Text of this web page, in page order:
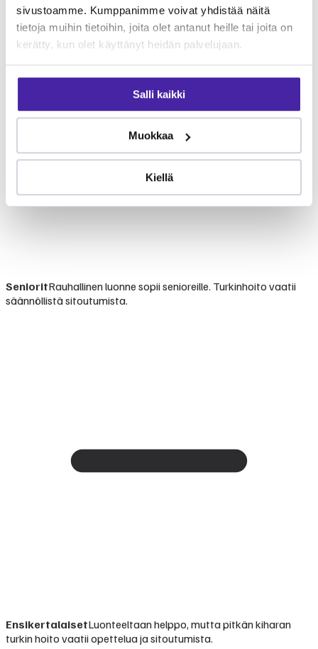
sivustoamme. Kumppanimme voivat yhdistää näitä
tietoja muihin tietoihin, joita olet antanut heille tai joita on
kerätty, kun olet käyttänyt heidän palvelujaan.
Salli kaikki
Muokkaa
Kiellä
SenioritRauhallinen luonne sopii senioreille. Turkinhoito vaatii
säännöllistä sitoutumista.
EnsikertalaisetLuonteeltaan helppo, mutta pitkän kiharan
turkin hoito vaatii opettelua ja sitoutumista.